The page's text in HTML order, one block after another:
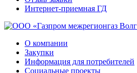
Интернет-приемная ГД
О компании
Закупки
Информация для потребителей
Социальные проекты